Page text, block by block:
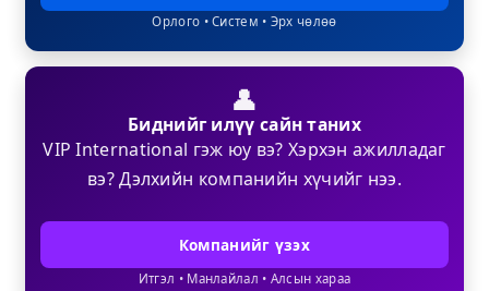
Орлого • Систем • Эрх чөлөө
👤
Биднийг илүү сайн таних
VIP International гэж юу вэ? Хэрхэн ажилладаг
вэ? Дэлхийн компанийн хүчийг нээ.
Компанийг үзэх
Итгэл • Манлайлал • Алсын хараа